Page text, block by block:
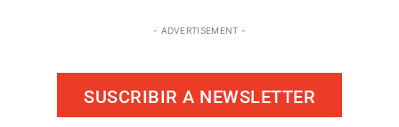
- ADVERTISEMENT -
SUSCRIBIR A NEWSLETTER